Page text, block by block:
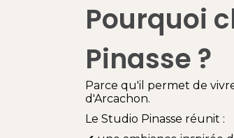
Pourquoi
Pinasse ?
Parce qu'il permet de
d'Arcachon.
Le Studio Pinasse réunit :